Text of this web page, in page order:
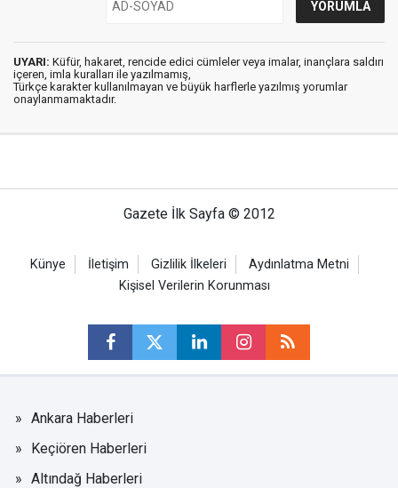
UYARI: Küfür, hakaret, rencide edici cümleler veya imalar, inançlara saldırı
içeren, imla kuralları ile yazılmamış,
Türkçe karakter kullanılmayan ve büyük harflerle yazılmış yorumlar
onaylanmamaktadır.
Gazete İlk Sayfa © 2012
Künye İletişim Gizlilik İlkeleri
Aydınlatma Metni
Kişisel Verilerin Korunması
Ankara Haberleri
Keçiören Haberleri
Altındağ Haberleri